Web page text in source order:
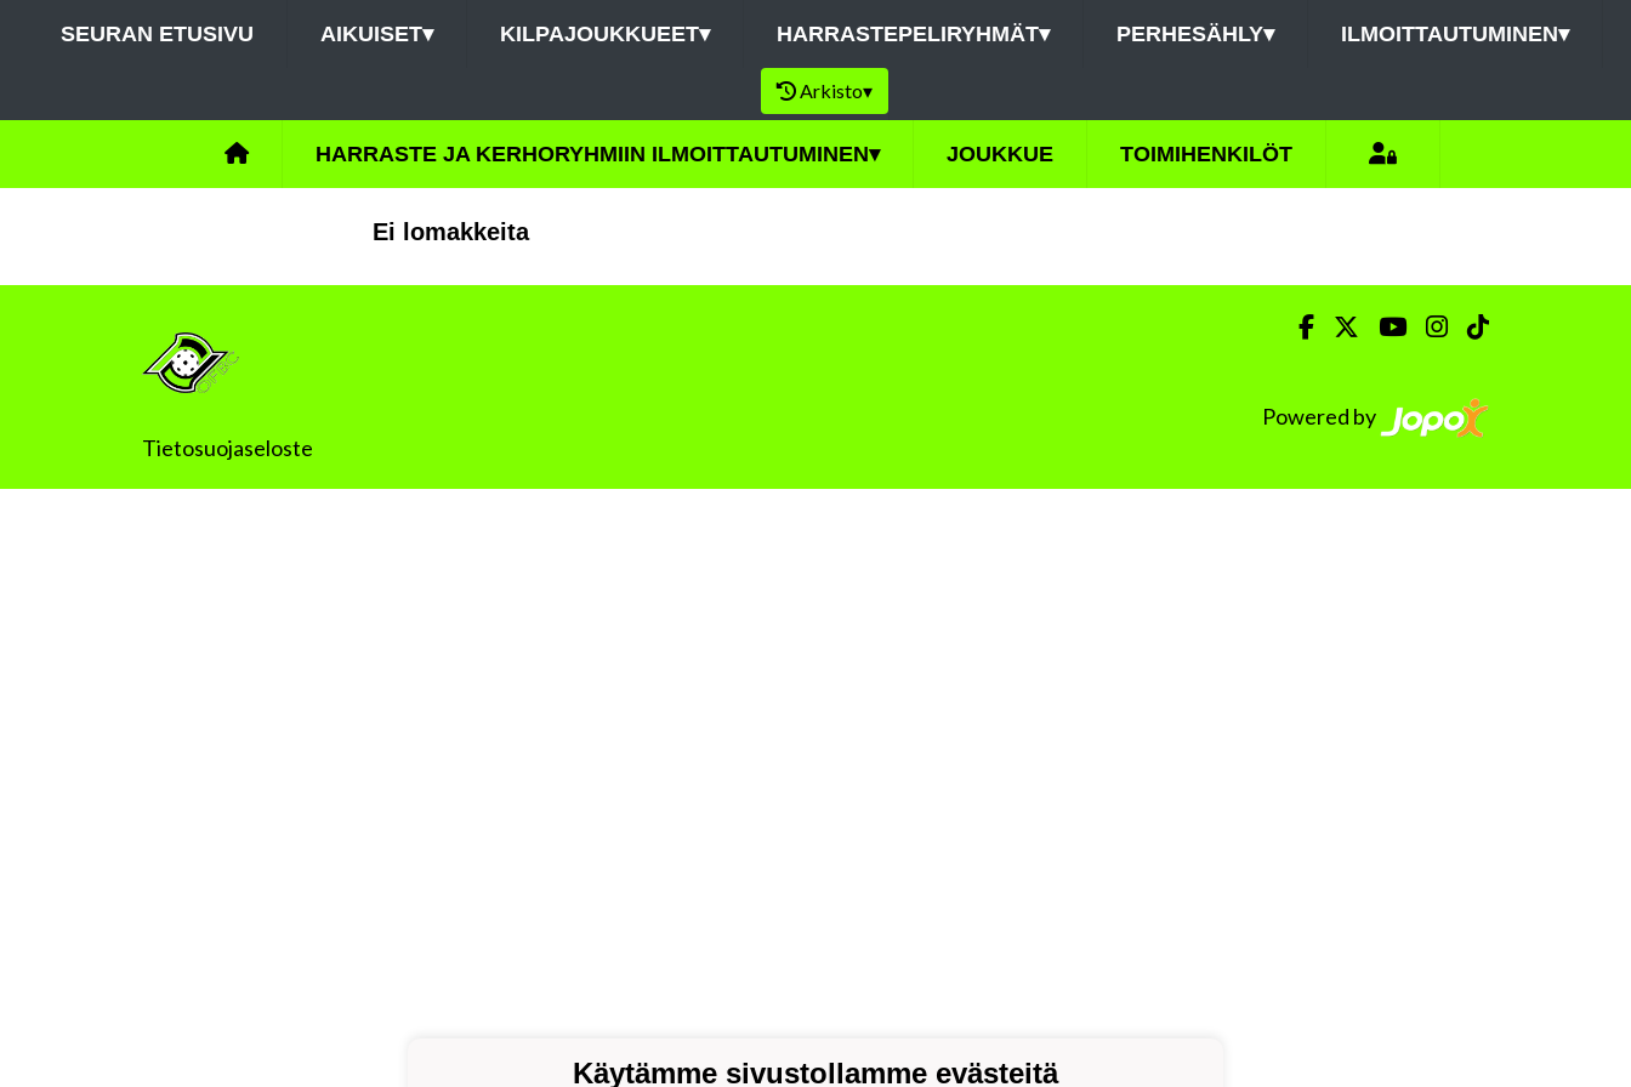
SEURAN ETUSIVU AIKUISET▾ KILPAJOUKKUEET▾ HARRASTEPELIRYHMÄT▾ PERHESÄHLY▾ ILMOITTAUTUMINEN▾
Arkisto▾
HARRASTE JA KERHORYHMIIN ILMOITTAUTUMINEN▾ JOUKKUE TOIMIHENKILÖT
Ei lomakkeita
Tietosuojaseloste
Powered by
Käytämme sivustollamme evästeitä